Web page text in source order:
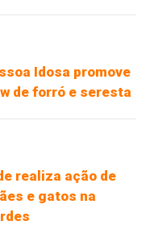
Idosa promove
de forró e seresta
realiza ação de
e gatos na